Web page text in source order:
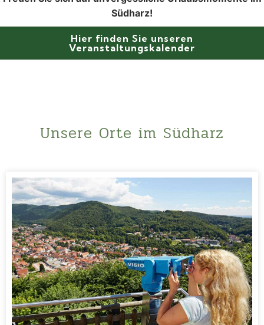
Südharz!
Hier finden Sie unseren
Veranstaltungskalender
Unsere Orte im Südharz